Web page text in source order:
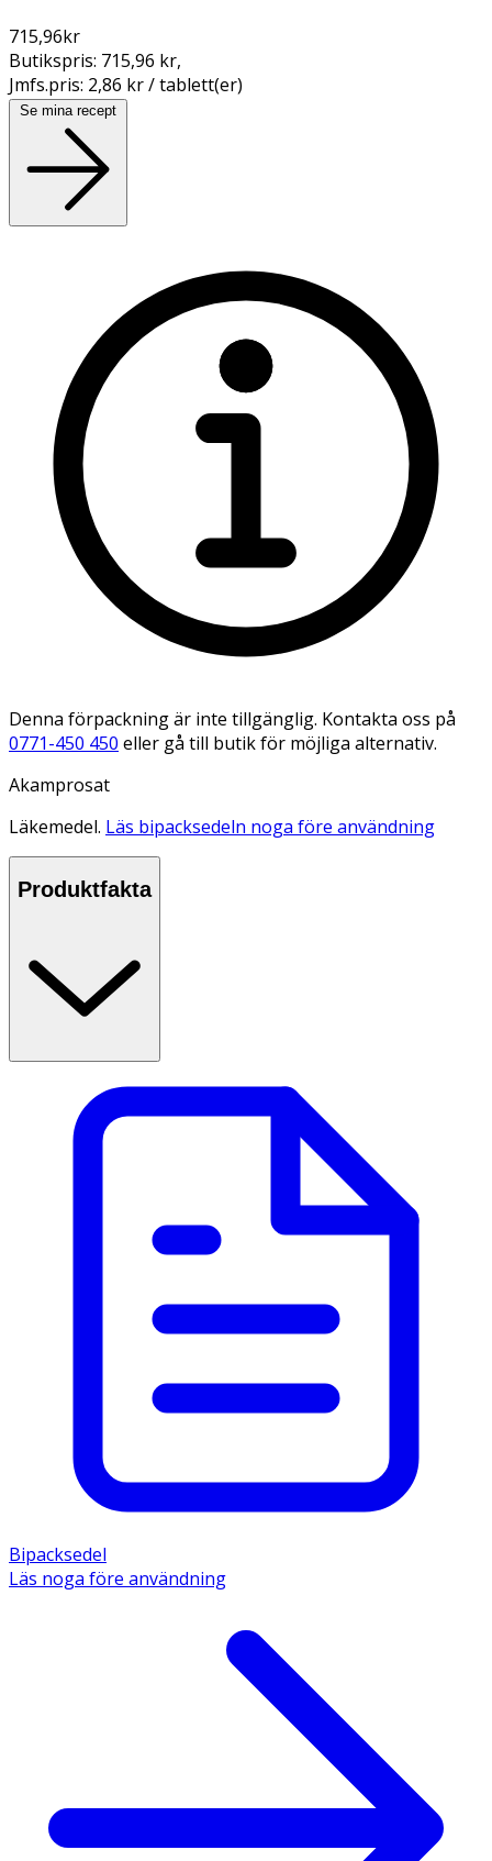
715,96kr
Butikspris: 715,96 kr,
Jmfs.pris: 2,86 kr / tablett(er)
Se mina recept
Denna förpackning är inte tillgänglig. Kontakta oss på
0771-450 450 eller gå till butik för möjliga alternativ.
Akamprosat
Läkemedel. Läs bipacksedeln noga före användning
Produktfakta
Bipacksedel
Läs noga före användning